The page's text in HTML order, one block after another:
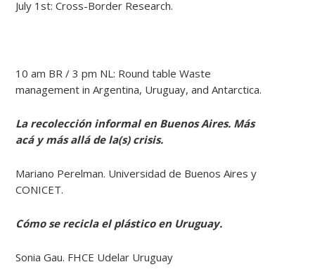
July 1st: Cross-Border Research.
10 am BR / 3 pm NL: Round table Waste
management in Argentina, Uruguay, and Antarctica.
La recolección informal en Buenos Aires. Más
acá y más allá de la(s) crisis.
Mariano Perelman. Universidad de Buenos Aires y
CONICET.
Cómo se recicla el plástico en Uruguay.
Sonia Gau. FHCE Udelar Uruguay